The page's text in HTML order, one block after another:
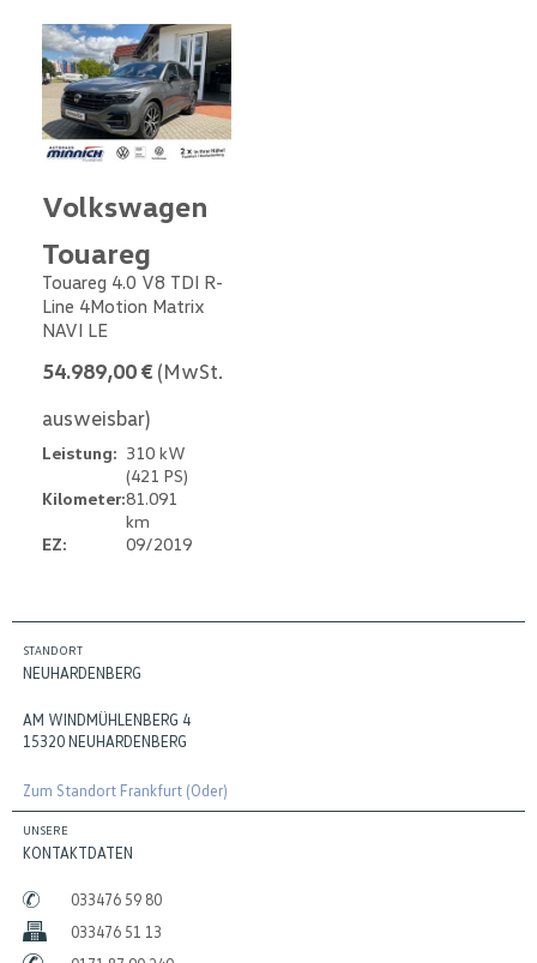
Volkswagen
Touareg
Touareg 4.0 V8 TDI R-
Line 4Motion Matrix
NAVI LE
54.989,00 € (MwSt.
ausweisbar)
Leistung: 310 kW
(421 PS)
Kilometer:81.091
km
EZ:
09/2019
STANDORT
NEUHARDENBERG
AM WINDMÜHLENBERG 4
15320 NEUHARDENBERG
Zum Standort Frankfurt (Oder)
UNSERE
KONTAKTDATEN
033476 59 80
033476 51 13